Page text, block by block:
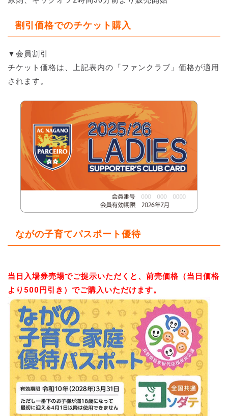
割引価格でのチケット購入
▼会員割引
チケット価格は、上記表内の「ファンクラブ」価格が適用
されます。
ながの子育てパスポート優待
当日入場券売場でご提示いただくと、前売価格（当日価格
より500円引き）でご購入いただけます。